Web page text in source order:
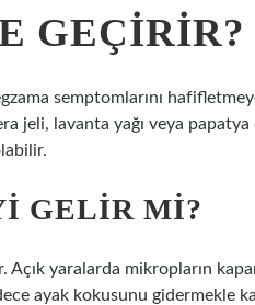
GEÇIRIR?
semptomlarını
jeli, lavanta yağı veya papatya
GELIR MI?
Açık yaralarda mikropların
ayak kokusunu gidermekle